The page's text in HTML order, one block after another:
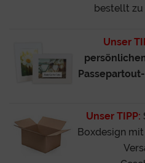
bestellt zu
Unser
Unser TIPP:
Boxdesign